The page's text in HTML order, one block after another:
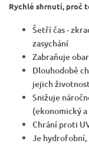
Rychlé shrnutí, proč
Šetří čas -
zasychání
Zabraňuje
Dlouhodobě
jejich
Snižuje
(ekonomický
Chrání proti
Je